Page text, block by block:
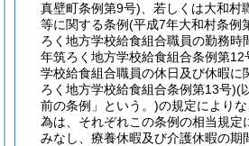
真壁町条例第9号) 、若しくは大和
等に関する条例(平成7年大和村条例
ろく地方学校給食組合職員の勤務時
年筑ろく地方学校給食組合条例第12
学校給食組合職員の休日及び休暇に
ろく地方学校給食組合条例第13号)(
前の条例」という。)の規定により
為は、それぞれこの条例の相当規定
みなし、療養休暇及び介護休暇の期